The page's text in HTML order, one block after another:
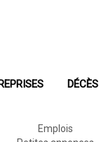
DÉCÈS
Emplois